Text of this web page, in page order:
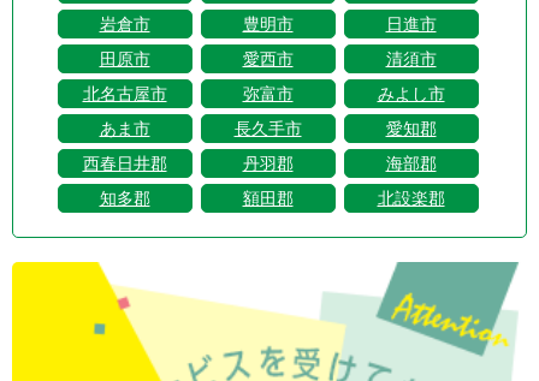
岩倉市
豊明市
日進市
田原市
愛西市
清須市
北名古屋市
弥富市
みよし市
あま市
長久手市
愛知郡
西春日井郡
丹羽郡
海部郡
知多郡
額田郡 北設楽郡